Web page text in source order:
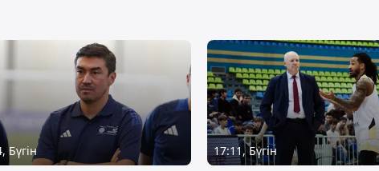
Бүгін 17:11, Бүгін